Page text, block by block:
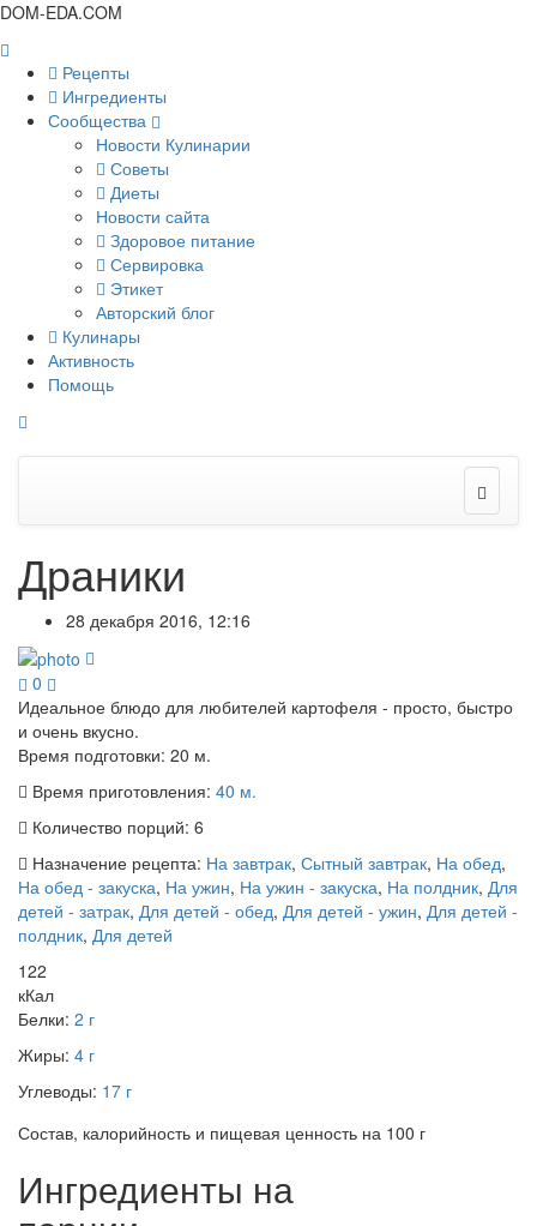
DOM-EDA.COM
Рецепты
Ингредиенты
Сообщества
Новости Кулинарии
Советы
Диеты
Новости сайта
Здоровое питание
Сервировка
Этикет
Авторский блог
Кулинары
Активность
Помощь
Драники
28 декабря 2016, 12:16
0
Идеальное блюдо для любителей картофеля - просто, быстро
и очень вкусно.
Время подготовки: 20 м.
Время приготовления: 40 м.
Количество порций: 6
Назначение рецепта: На завтрак, Сытный завтрак, На обед,
На обед - закуска, На ужин, На ужин - закуска, На полдник, Для
детей - затрак, Для детей - обед, Для детей - ужин, Для детей -
полдник, Для детей
122
кКал
Белки: 2 г
Жиры: 4 г
Углеводы: 17 г
Состав, калорийность и пищевая ценность на 100 г
Ингредиенты на